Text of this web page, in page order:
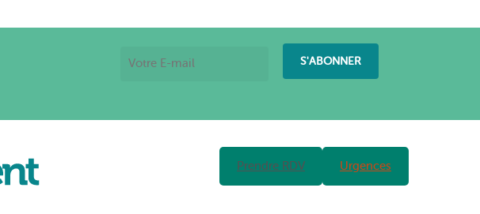
Prendre RDV Urgences